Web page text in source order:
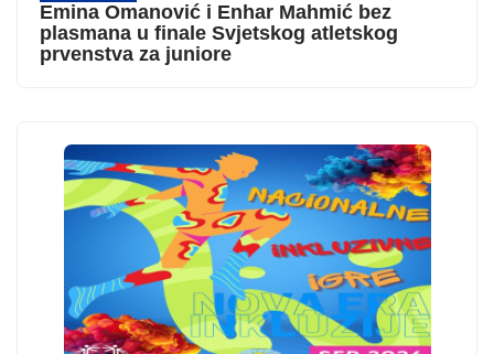
Emina Omanović i Enhar Mahmić bez
plasmana u finale Svjetskog atletskog
prvenstva za juniore